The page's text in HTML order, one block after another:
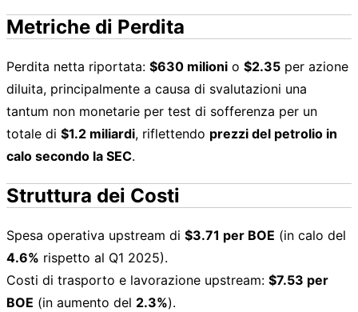
Metriche di Perdita
Perdita netta riportata: $630 milioni o $2.35 per azione
diluita, principalmente a causa di svalutazioni una
tantum non monetarie per test di sofferenza per un
totale di $1.2 miliardi, riflettendo prezzi del petrolio in
calo secondo la SEC.
Struttura dei Costi
Spesa operativa upstream di $3.71 per BOE (in calo del
4.6% rispetto al Q1 2025).
Costi di trasporto e lavorazione upstream: $7.53 per
BOE (in aumento del 2.3%).